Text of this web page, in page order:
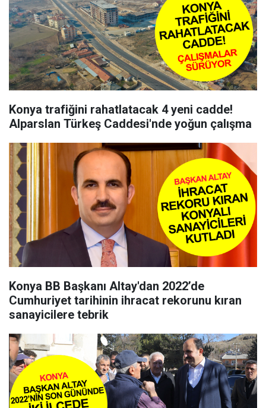
Konya trafiğini rahatlatacak 4 yeni cadde!
Alparslan Türkeş Caddesi'nde yoğun çalışma
Konya BB Başkanı Altay'dan 2022’de
Cumhuriyet tarihinin ihracat rekorunu kıran
sanayicilere tebrik